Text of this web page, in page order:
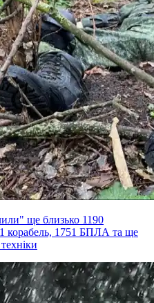
ще близько 1190
корабель, 1751 БПЛА та ще